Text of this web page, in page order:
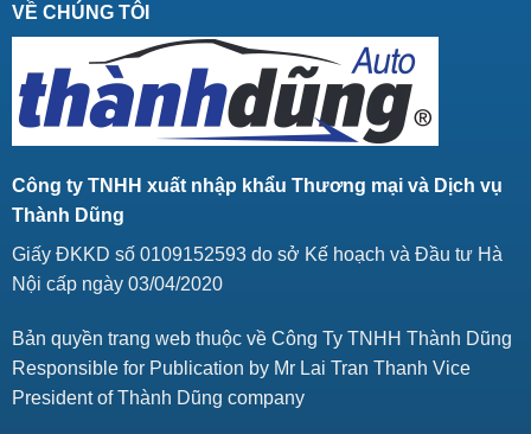
VỀ CHÚNG TÔI
Công ty TNHH xuất nhập khẩu Thương mại và Dịch vụ
Thành Dũng
Giấy ĐKKD số 0109152593 do sở Kế hoạch và Đầu tư Hà
Nội cấp ngày 03/04/2020
Bản quyền trang web thuộc về Công Ty TNHH Thành Dũng
Responsible for Publication by Mr Lai Tran Thanh Vice
President of Thành Dũng company